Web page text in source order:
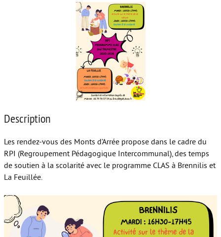
Protéger les enfants
Face au handicap
Face au deuil
Sortir en famille
Vie de couple
Description
Les rendez-vous des Monts d’Arrée propose dans le cadre du
RPI (Regroupement Pédagogique Intercommunal), des temps
de soutien à la scolarité avec le programme CLAS à Brennilis et
La Feuillée.